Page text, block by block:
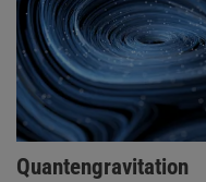
Quantengravitation